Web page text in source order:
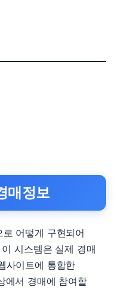
매정보
어떻게 구현되어
시스템은 실제 경매
사이트에 통합한
에서 경매에 참여할